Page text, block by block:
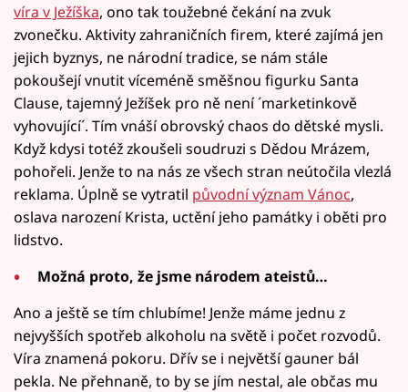
víra v Ježíška, ono tak toužebné čekání na zvuk
zvonečku. Aktivity zahraničních firem, které zajímá jen
jejich byznys, ne národní tradice, se nám stále
pokoušejí vnutit víceméně směšnou figurku Santa
Clause, tajemný Ježíšek pro ně není ´marketinkově
vyhovující´. Tím vnáší obrovský chaos do dětské mysli.
Když kdysi totéž zkoušeli soudruzi s Dědou Mrázem,
pohořeli. Jenže to na nás ze všech stran neútočila vlezlá
reklama. Úplně se vytratil původní význam Vánoc,
oslava narození Krista, uctění jeho památky i oběti pro
lidstvo.
Možná proto, že jsme národem ateistů…
Ano a ještě se tím chlubíme! Jenže máme jednu z
nejvyšších spotřeb alkoholu na světě i počet rozvodů.
Víra znamená pokoru. Dřív se i největší gauner bál
pekla. Ne přehnaně, to by se jím nestal, ale občas mu